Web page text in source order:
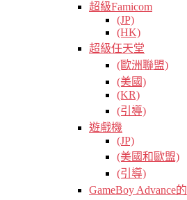
超級Famicom
(JP)
(HK)
超級任天堂
(歐洲聯盟)
(美國)
(KR)
(引導)
遊戲機
(JP)
(美國和歐盟)
(引導)
GameBoy Advance的